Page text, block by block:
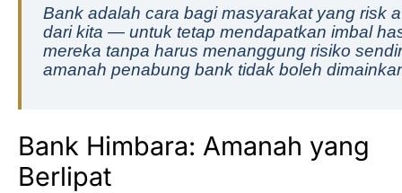
Bank adalah cara bagi masyarakat yang risk
dari kita — untuk tetap mendapatkan imbal
mereka tanpa harus menanggung risiko
amanah penabung bank tidak boleh
Bank Himbara: Amanah yang
Berlipat